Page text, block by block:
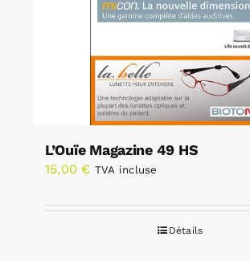
L’Ouïe Magazine 49 HS
15,00 € TVA incluse
Détails